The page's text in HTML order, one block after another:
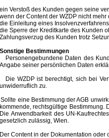
ein Verstoß des Kunden gegen seine
wenn der Content der WZDP nicht
die Einleitung eines
die Sperre der Kreditkarte des Kunden
Zahlungsverzug des Kunden trotz
Sonstige Bestimmungen
Daten des Kunden
Angabe seiner persönlichen Daten
WZDP ist berechtigt, sich bei
unwiderruflich zu.
eine Bestimmung der AGB
kommende, rechtsgültige Bestimmung.
Die Anwendbarkeit des UN-
gesetzlich zulässig, Wien.
Content in der Dokumentation oder